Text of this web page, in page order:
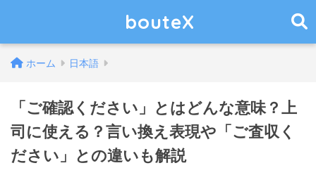
bouteX
ホーム 日本語
「ご確認ください」とはどんな意味？上
司に使える？言い換え表現や「ご査収く
ださい」との違いも解説